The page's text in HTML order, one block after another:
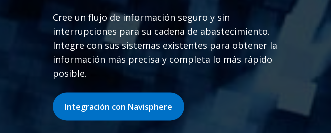
Cree un flujo de información seguro y sin
interrupciones para su cadena de abastecimiento.
Integre con sus sistemas existentes para obtener la
información más precisa y completa lo más rápido
posible.
Integración con Navisphere